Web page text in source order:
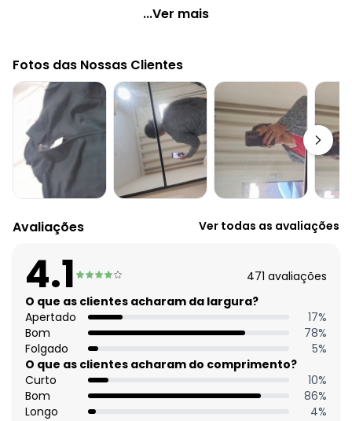
Quintess - Blazer em Moletinho Abstrato Preto
Modelagem: Solto
Comprimento da manga: Longa
Decote frente: Com gola
Complemento: Recorte anatômico
Fechamento: Botões
Tecido: Moletinho sem pelucia
Composição: 100% poliéster
...Ver mais
Fotos das Nossas Clientes
Avaliações Ver todas as avaliações
4.1 471 avaliações
O que as clientes acharam da largura?
Apertado
17%
Bom
78%
Folgado
5%
O que as clientes acharam do comprimento?
Curto
10%
Bom
86%
Longo
4%